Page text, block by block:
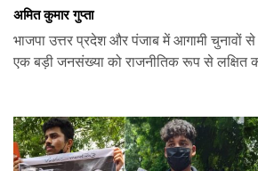
अमित कुमार गुप्ता
भाजपा उत्तर प्रदेश और पंजाब में आगामी चुनावों
एक बड़ी जनसंख्या को राजनीतिक रूप से लक्षित